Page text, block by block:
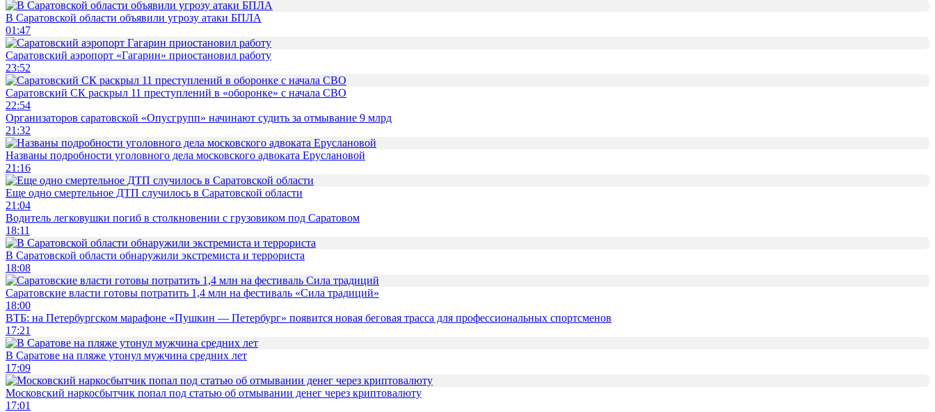
В Саратовской области объявили угрозу атаки БПЛА
01:47
Саратовский аэропорт «Гагарин» приостановил работу
23:52
Саратовский СК раскрыл 11 преступлений в «оборонке» с начала СВО
22:54
Организаторов саратовской «Опусгрупп» начинают судить за отмывание 9 млрд
21:32
Названы подробности уголовного дела московского адвоката Еруслановой
21:16
Еще одно смертельное ДТП случилось в Саратовской области
21:04
Водитель легковушки погиб в столкновении с грузовиком под Саратовом
18:11
В Саратовской области обнаружили экстремиста и террориста
18:08
Саратовские власти готовы потратить 1,4 млн на фестиваль «Сила традиций»
18:00
ВТБ: на Петербургском марафоне «Пушкин — Петербург» появится новая беговая трасса для профессиональных спортсменов
17:21
В Саратове на пляже утонул мужчина средних лет
17:09
Московский наркосбытчик попал под статью об отмывании денег через криптовалюту
17:01